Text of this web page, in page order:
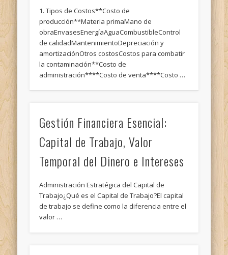
1. Tipos de Costos**Costo de
producción**Materia primaMano de
obraEnvasesEnergíaAguaCombustibleControl
de calidadMantenimientoDepreciación y
amortizaciónOtros costosCostos para combatir
la contaminación**Costo de
administración****Costo de venta****Costo …
Gestión Financiera Esencial:
Capital de Trabajo, Valor
Temporal del Dinero e Intereses
Administración Estratégica del Capital de
Trabajo¿Qué es el Capital de Trabajo?El capital
de trabajo se define como la diferencia entre el
valor …